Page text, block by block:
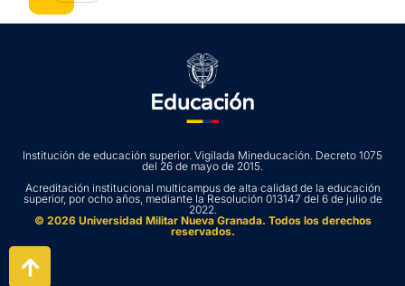
Institución de educación superior. Vigilada Mineducación. Decreto 1075
del 26 de mayo de 2015.
Acreditación institucional multicampus de alta calidad de la educación
superior, por ocho años, mediante la Resolución 013147 del 6 de julio de
2022.
© 2026 Universidad Militar Nueva Granada. Todos los derechos
reservados.